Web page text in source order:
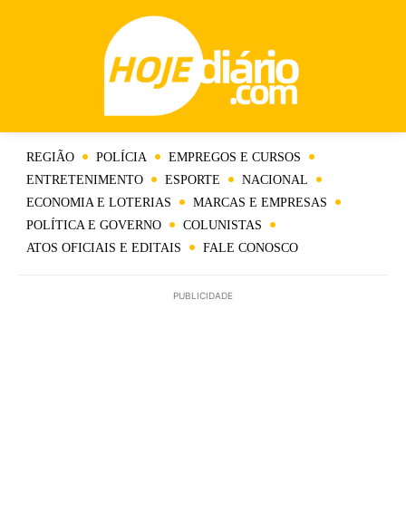
REGIÃO POLÍCIA
EMPREGOS E CURSOS
ENTRETENIMENTO
ESPORTE
NACIONAL
ECONOMIA E LOTERIAS
MARCAS E EMPRESAS
POLÍTICA E GOVERNO
COLUNISTAS
ATOS OFICIAIS E EDITAIS
FALE CONOSCO
PUBLICIDADE